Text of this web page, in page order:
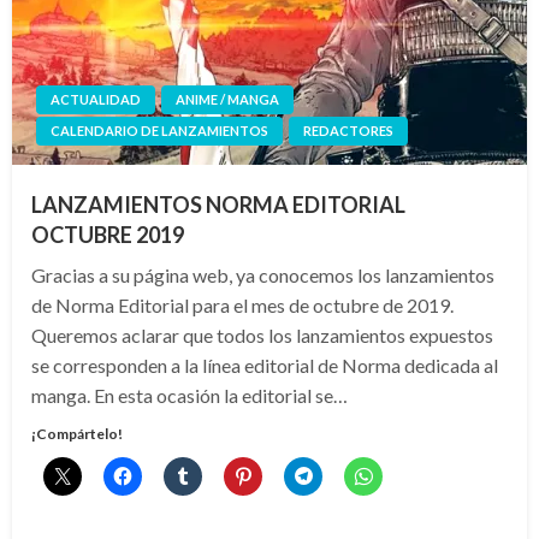
ACTUALIDAD
ANIME / MANGA
CALENDARIO DE LANZAMIENTOS
REDACTORES
LANZAMIENTOS NORMA EDITORIAL
OCTUBRE 2019
Gracias a su página web, ya conocemos los lanzamientos
de Norma Editorial para el mes de octubre de 2019.
Queremos aclarar que todos los lanzamientos expuestos
se corresponden a la línea editorial de Norma dedicada al
manga. En esta ocasión la editorial se…
¡Compártelo!